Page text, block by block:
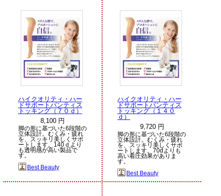
ハイクオリティ・ハー
ドサポートパンティス
トッキング（７０ｄ）
8,100 円
脚の形に基づいた6段階の
立体設計。むくみ・疲れ
を、スッキリ美しくサポ
ートします。140ｄより
も透明感が高い製品で
す。
Best Beauty
ハイクオリティ・ハー
ドサポートパンティス
トッキング（１４０
ｄ）
9,720 円
脚の形に基づいた6段階の
立体設計。むくみ・疲れ
を、スッキリ美しくサポ
ートします。70dよりも
高い着圧効果がありま
す。
Best Beauty